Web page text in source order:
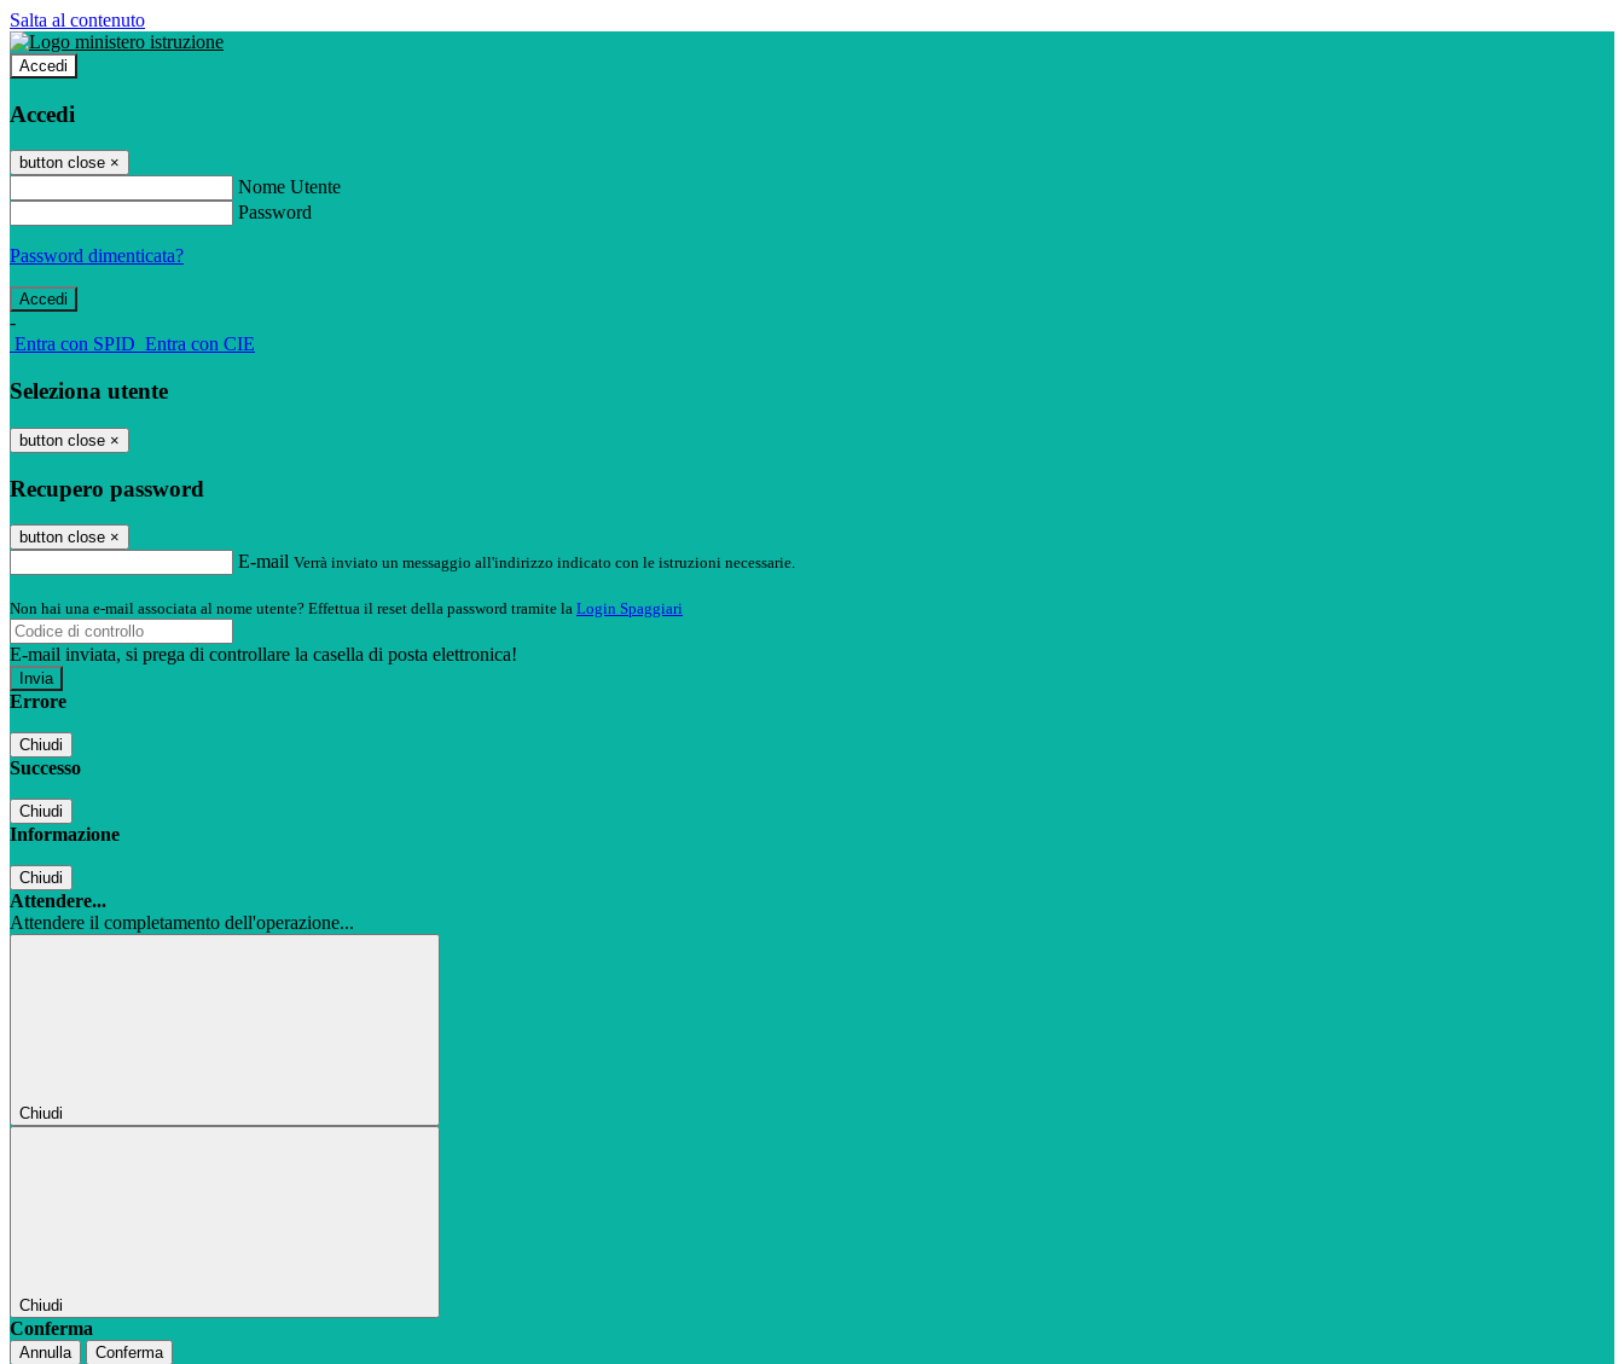
Salta al contenuto
Accedi
Accedi
button close ×
Nome Utente
Password
Password dimenticata?
-
Entra con SPID Entra con CIE
Seleziona utente
button close ×
Recupero password
button close ×
E-mail Verrà inviato un messaggio all'indirizzo indicato con le istruzioni necessarie.
Non hai una e-mail associata al nome utente? Effettua il reset della password tramite la Login Spaggiari
E-mail inviata, si prega di controllare la casella di posta elettronica!
Errore
Chiudi
Successo
Chiudi
Informazione
Chiudi
Attendere...
Attendere il completamento dell'operazione...
Chiudi
Chiudi
Conferma
Annulla Conferma